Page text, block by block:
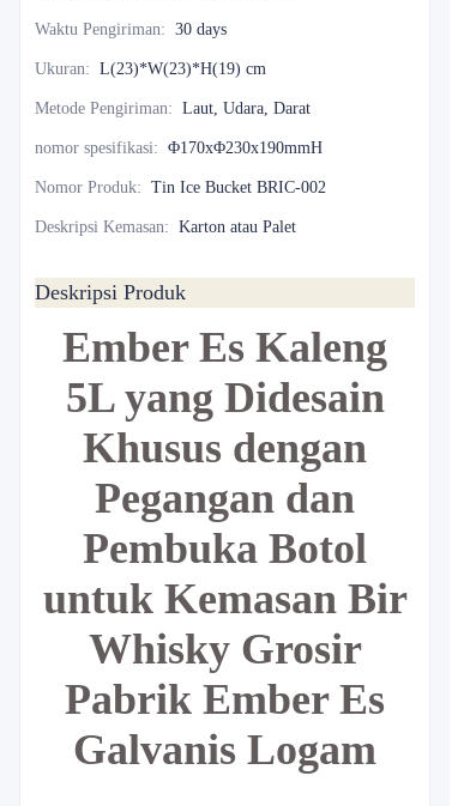
Waktu Pengiriman: 30 days
Ukuran: L(23)*W(23)*H(19) cm
Metode Pengiriman: Laut, Udara, Darat
nomor spesifikasi: Φ170xΦ230x190mmH
Nomor Produk: Tin Ice Bucket BRIC-002
Deskripsi Kemasan: Karton atau Palet
Deskripsi Produk
Ember Es Kaleng
5L yang Didesain
Khusus dengan
Pegangan dan
Pembuka Botol
untuk Kemasan Bir
Whisky Grosir
Pabrik Ember Es
Galvanis Logam